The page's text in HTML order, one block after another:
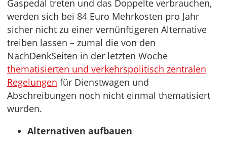
Gaspedal treten und das Doppelte verbrauchen,
werden sich bei 84 Euro Mehrkosten pro Jahr
sicher nicht zu einer vernünftigeren Alternative
treiben lassen – zumal die von den
NachDenkSeiten in der letzten Woche
thematisierten und verkehrspolitisch zentralen
Regelungen für Dienstwagen und
Abschreibungen noch nicht einmal thematisiert
wurden.
Alternativen aufbauen